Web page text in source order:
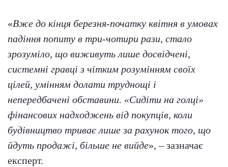
«Вже до кінця березня-початку квітня в умовах
падіння попиту в три-чотири рази, стало
зрозуміло, що виживуть лише досвідчені,
системні гравці з чітким розумінням своїх
цілей, умінням долати труднощі і
непередбачені обставини. «Сидіти на голці»
фінансових надходжень від покупців, коли
будівництво триває лише за рахунок того, що
йдуть продажі, більше не вийде», – зазначає
експерт.